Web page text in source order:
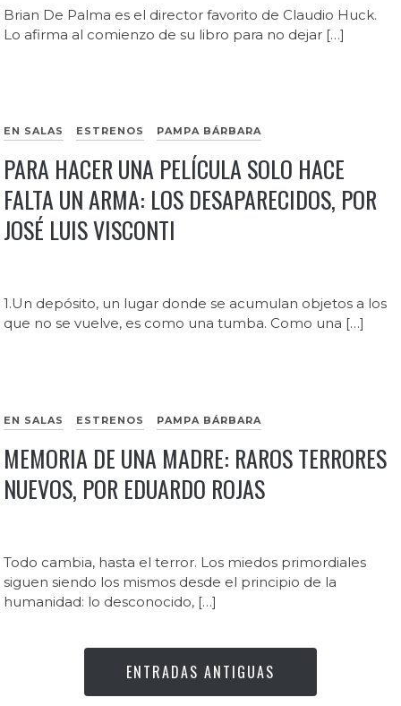
Brian De Palma es el director favorito de Claudio Huck.
Lo afirma al comienzo de su libro para no dejar […]
EN SALAS ESTRENOS PAMPA BÁRBARA
PARA HACER UNA PELÍCULA SOLO HACE
FALTA UN ARMA: LOS DESAPARECIDOS, POR
JOSÉ LUIS VISCONTI
1.Un depósito, un lugar donde se acumulan objetos a los
que no se vuelve, es como una tumba. Como una […]
EN SALAS ESTRENOS PAMPA BÁRBARA
MEMORIA DE UNA MADRE: RAROS TERRORES
NUEVOS, POR EDUARDO ROJAS
Todo cambia, hasta el terror. Los miedos primordiales
siguen siendo los mismos desde el principio de la
humanidad: lo desconocido, […]
ENTRADAS ANTIGUAS